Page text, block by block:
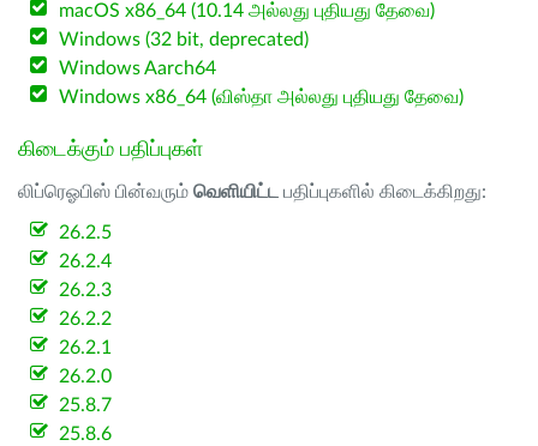
macOS x86_64 (10.14 அல்லது புதியது தேவை)
Windows (32 bit, deprecated)
Windows Aarch64
Windows x86_64 (விஸ்தா அல்லது புதியது தேவை)
கிடைக்கும் பதிப்புகள்
லிப்ரெஓபிஸ் பின்வரும் வெளியிட்ட பதிப்புகளில் கிடைக்கிறது:
26.2.5
26.2.4
26.2.3
26.2.2
26.2.1
26.2.0
25.8.7
25.8.6